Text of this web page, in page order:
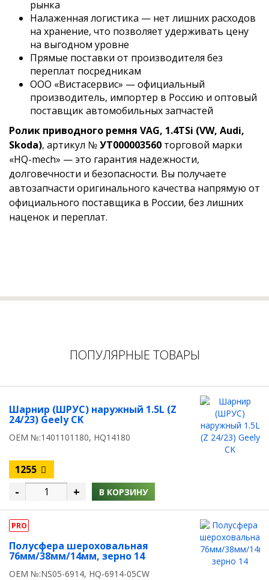
рынка
Налаженная логистика — нет лишних расходов
на хранение, что позволяет удерживать цену
на выгодном уровне
Прямые поставки от производителя без
переплат посредникам
ООО «Вистасервис» — официальный
производитель, импортер в Россию и оптовый
поставщик автомобильных запчастей
Ролик приводного ремня VAG, 1.4TSi (VW, Audi,
Skoda), артикул №УТ000003560 торговой марки
«HQ-mech» — это гарантия надежности,
долговечности и безопасности. Вы получаете
автозапчасти оригинального качества напрямую от
официального поставщика в России, без лишних
наценок и переплат.
ПОПУЛЯРНЫЕ ТОВАРЫ
Шарнир (ШРУС) наружный 1.5L (Z
24/23) Geely CK
OEM №:1401101180, HQ14180
1255
- + В КОРЗИНУ
PRO
Полусфера шероховальная
76мм/38мм/14мм, зерно 14
OEM №:NS05-6914, HQ-6914-05CW